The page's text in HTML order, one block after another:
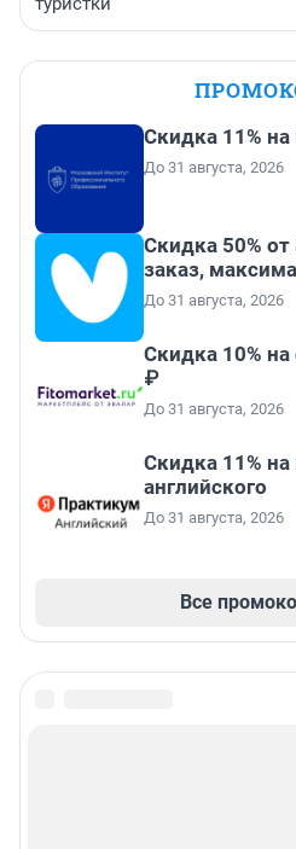
Скидка 11%
До 31 августа, 2026
Скидка 50%
заказ,
До 31 августа, 2026
Скидка 10%
₽
До 31 августа, 2026
Скидка 11%
английского
До 31 августа, 2026
Все